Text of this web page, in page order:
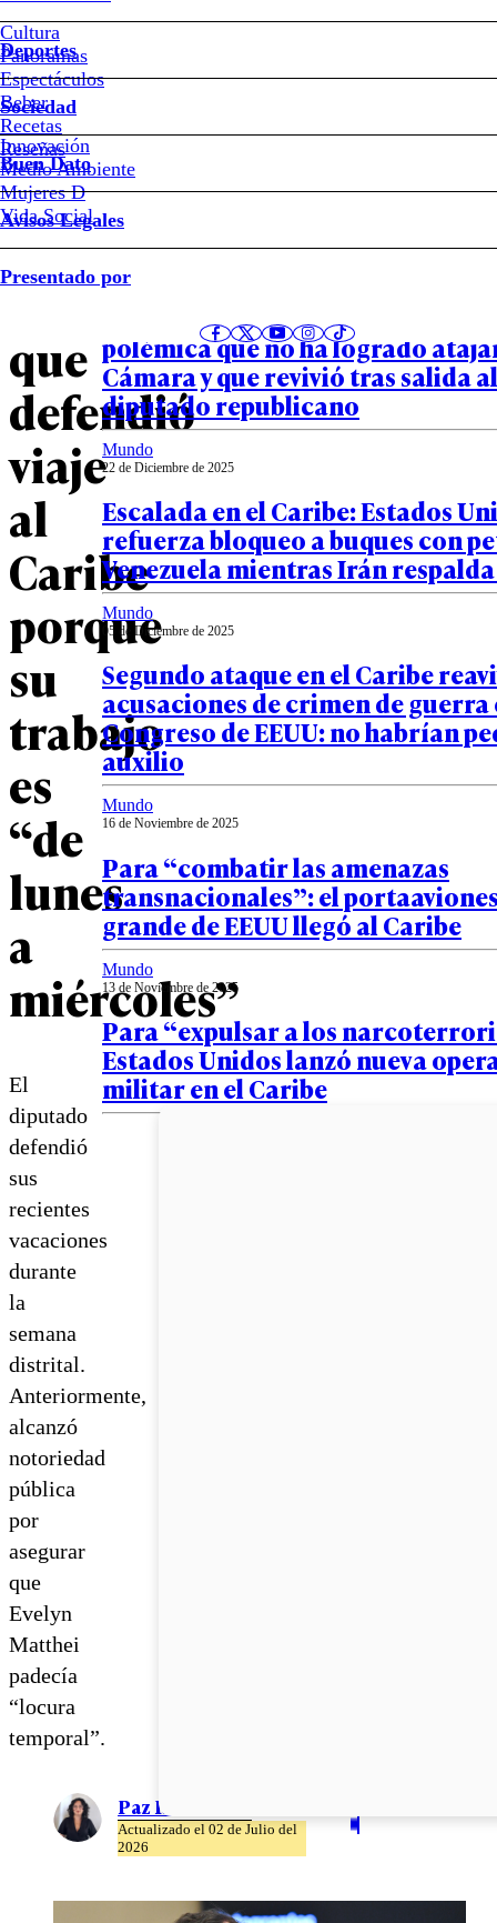
Cultura
Panoramas
Espectáculos
Beber
Recetas
Reseñas
Deportes
Sociedad
Innovación
Medio Ambiente
Mujeres D
Vida Social
Buen Dato
Avisos Legales
Presentado por
Quién
es
Leandro
Kunstmann,
el
diputado
que
defendió
viaje
al
Caribe
porque
su
trabajo
es
“de
lunes
a
miércoles”
El
diputado
defendió
sus
recientes
vacaciones
durante
la
semana
distrital.
Anteriormente,
alcanzó
notoriedad
pública
por
asegurar
que
Evelyn
Matthei
padecía
“locura
temporal”.
Paz Rubio
Actualizado el 02 de Julio del
2026
Notas relacionadas
03 de Junio de 2026
Viajes al extranjero en semana
polémica que no ha logrado
Cámara y que revivió tras salida
diputado republicano
Mundo
22 de Diciembre de 2025
Escalada en el Caribe: Estados
refuerza bloqueo a buques con
Venezuela mientras Irán
Mundo
05 de Diciembre de 2025
Segundo ataque en el Caribe
acusaciones de crimen de guerra
Congreso de EEUU: no habrían
auxilio
Mundo
16 de Noviembre de 2025
Para “combatir las amenazas
transnacionales”: el
grande de EEUU llegó al Caribe
Mundo
13 de Noviembre de 2025
Para “expulsar a los
Estados Unidos lanzó nueva
militar en el Caribe